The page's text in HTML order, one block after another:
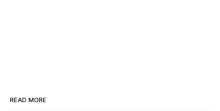
READ MORE